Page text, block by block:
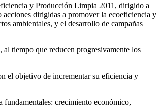
y Producción Limpia 2011, dirigido a
acciones dirigidas a promover la ecoeficiencia y
ambientales, y el desarrollo de campañas
tiempo que reducen progresivamente los
el objetivo de incrementar su eficiencia y
crecimiento económico,